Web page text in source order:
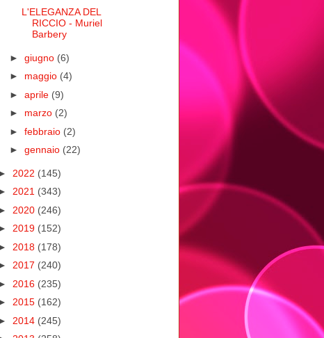
L'ELEGANZA DEL
RICCIO - Muriel
Barbery
► giugno (6)
► maggio (4)
► aprile (9)
► marzo (2)
► febbraio (2)
► gennaio (22)
2022 (145)
2021 (343)
2020 (246)
2019 (152)
2018 (178)
2017 (240)
2016 (235)
2015 (162)
2014 (245)